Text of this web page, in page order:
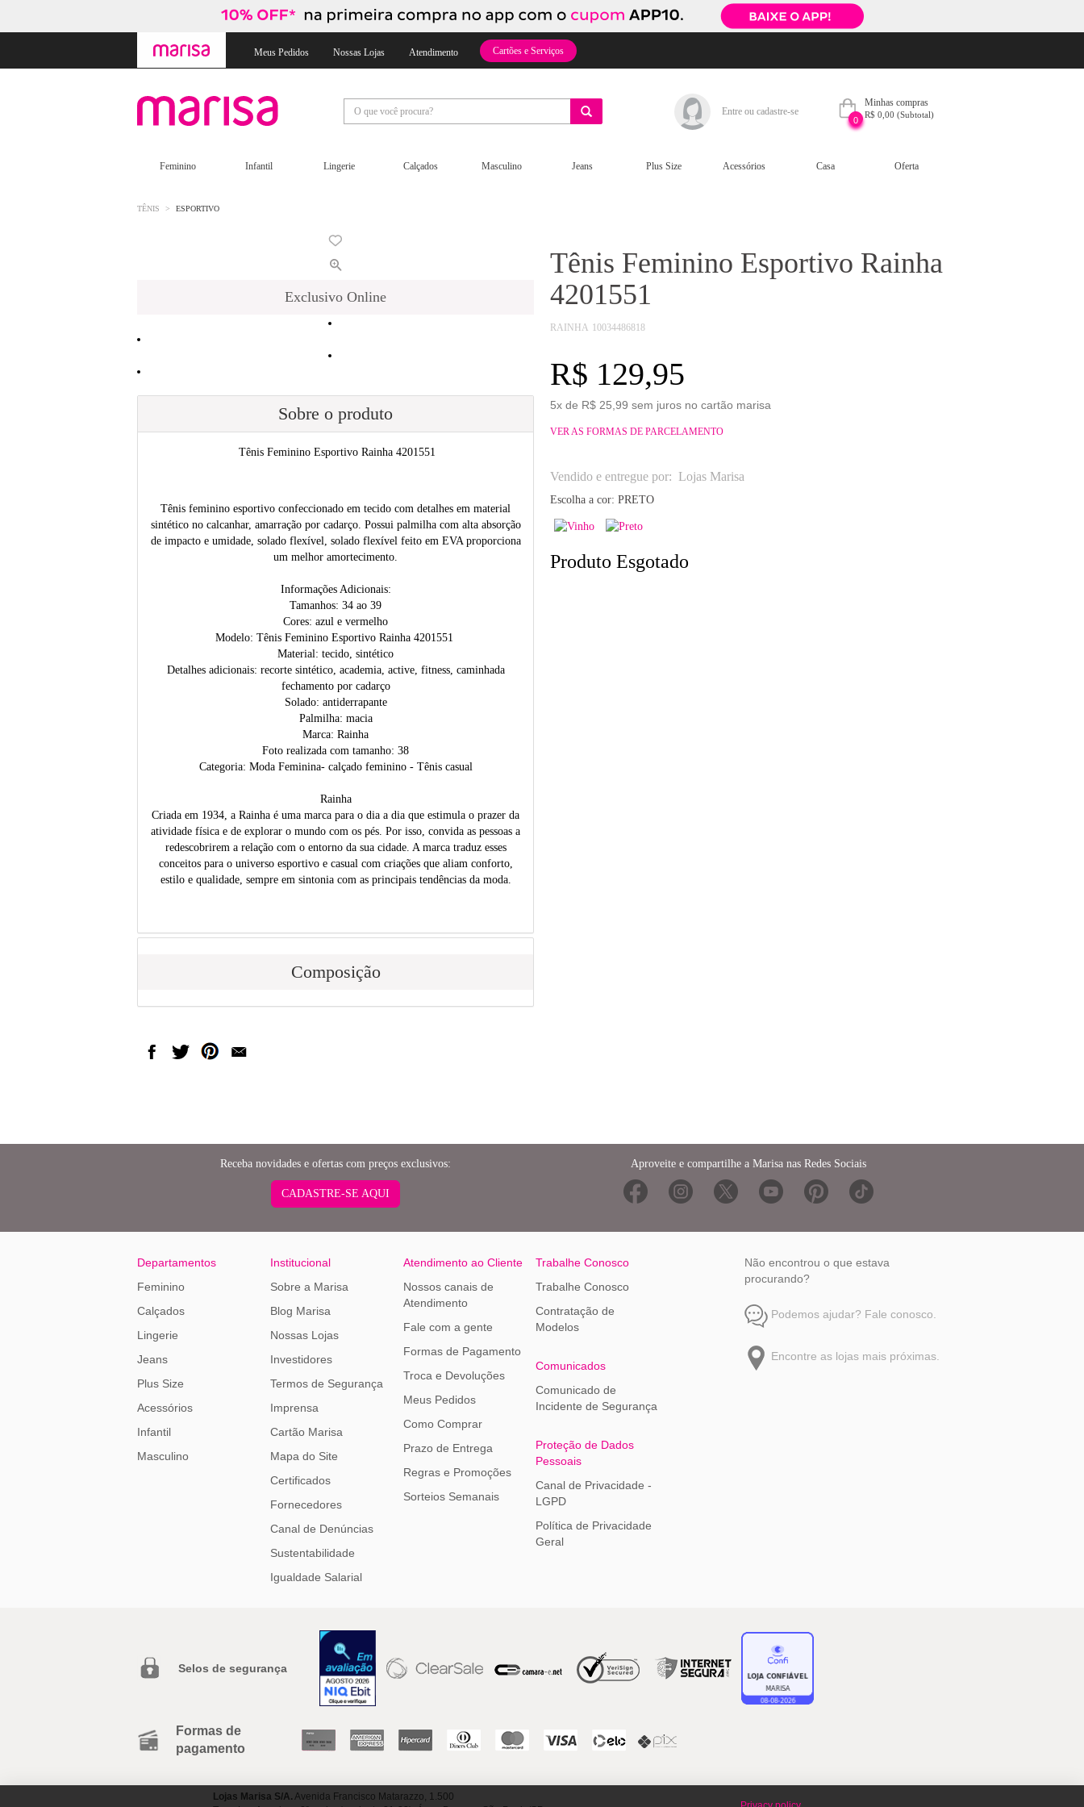
Meus Pedidos Nossas Lojas Atendimento Cartões e Serviços
Entre ou cadastre-se
0
Minhas compras
R$ 0,00 (Subtotal)
Feminino Infantil Lingerie Calçados Masculino Jeans Plus Size Acessórios Casa Oferta
TÊNIS ESPORTIVO
Exclusivo Online
Sobre o produto
Tênis Feminino Esportivo Rainha 4201551
Tênis feminino esportivo confeccionado em tecido com detalhes em material
sintético no calcanhar, amarração por cadarço. Possui palmilha com alta absorção
de impacto e umidade, solado flexível, solado flexível feito em EVA proporciona
um melhor amortecimento.
Informações Adicionais:
Tamanhos: 34 ao 39
Cores: azul e vermelho
Modelo: Tênis Feminino Esportivo Rainha 4201551
Material: tecido, sintético
Detalhes adicionais: recorte sintético, academia, active, fitness, caminhada
fechamento por cadarço
Solado: antiderrapante
Palmilha: macia
Marca: Rainha
Foto realizada com tamanho: 38
Categoria: Moda Feminina- calçado feminino - Tênis casual
Rainha
Criada em 1934, a Rainha é uma marca para o dia a dia que estimula o prazer da
atividade física e de explorar o mundo com os pés. Por isso, convida as pessoas a
redescobrirem a relação com o entorno da sua cidade. A marca traduz esses
conceitos para o universo esportivo e casual com criações que aliam conforto,
estilo e qualidade, sempre em sintonia com as principais tendências da moda.
Composição
Tênis Feminino Esportivo Rainha
4201551
RAINHA 10034486818
R$ 129,95
5x de R$ 25,99 sem juros no cartão marisa
VER AS FORMAS DE PARCELAMENTO
Vendido e entregue por: Lojas Marisa
Escolha a cor: PRETO
Produto Esgotado
Receba novidades e ofertas com preços exclusivos:
CADASTRE-SE AQUI
Aproveite e compartilhe a Marisa nas Redes Sociais
Não encontrou o que estava
procurando?
Podemos ajudar? Fale conosco.
Encontre as lojas mais próximas.
Departamentos
Feminino
Calçados
Lingerie
Jeans
Plus Size
Acessórios
Infantil
Masculino
Institucional
Sobre a Marisa
Blog Marisa
Nossas Lojas
Investidores
Termos de Segurança
Imprensa
Cartão Marisa
Mapa do Site
Certificados
Fornecedores
Canal de Denúncias
Sustentabilidade
Igualdade Salarial
Atendimento ao Cliente
Nossos canais de
Atendimento
Fale com a gente
Formas de Pagamento
Troca e Devoluções
Meus Pedidos
Como Comprar
Prazo de Entrega
Regras e Promoções
Sorteios Semanais
Trabalhe Conosco
Trabalhe Conosco
Contratação de
Modelos
Comunicados
Comunicado de
Incidente de Segurança
Proteção de Dados
Pessoais
Canal de Privacidade -
LGPD
Política de Privacidade
Geral
Selos de segurança
Formas de
pagamento
Lojas Marisa S/A. Avenida Francisco Matarazzo, 1.500